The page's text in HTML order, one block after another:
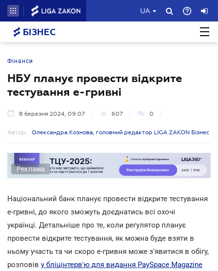
UA
БІЗНЕС
Фінанси
НБУ планує провести відкрите
тестування е-гривні
8 березня 2024, 09:07 607 0
Автор: Олександра Кознова, головний редактор LIGA ZAKON Бізнес
Реклама
Національний банк планує провести відкрите тестування
е-гривні, до якого зможуть доєднатись всі охочі
українці. Детальніше про те, коли регулятор планує
провести відкрите тестування, як можна буде взяти в
ньому участь та чи скоро е-гривня може з'явитися в обігу,
розповів у бліцінтерв'ю для видання PaySpace Magazine